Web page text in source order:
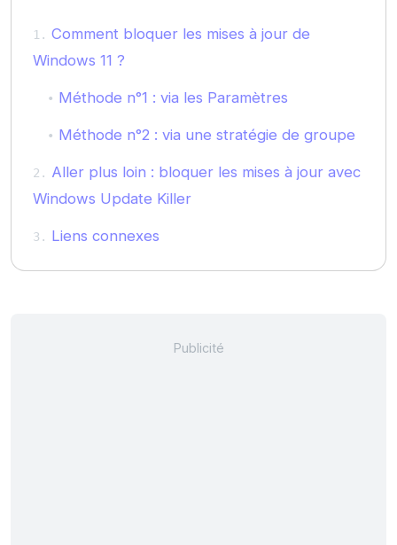
Comment bloquer les mises à jour de
Windows 11 ?
Méthode n°1 : via les Paramètres
Méthode n°2 : via une stratégie de groupe
Aller plus loin : bloquer les mises à jour avec
Windows Update Killer
Liens connexes